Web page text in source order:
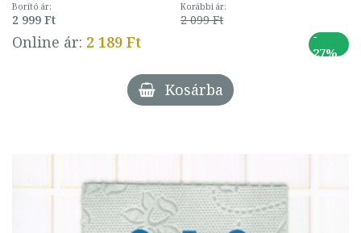
Borító ár:
2 999 Ft
Korábbi ár:
2 099 Ft
Online ár: 2 189 Ft
-
27%
Kosárba